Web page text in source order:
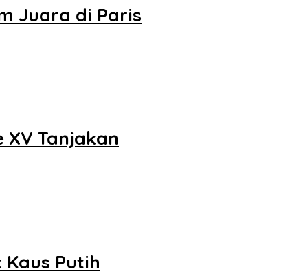
Juara di Paris
Tanjakan
Putih